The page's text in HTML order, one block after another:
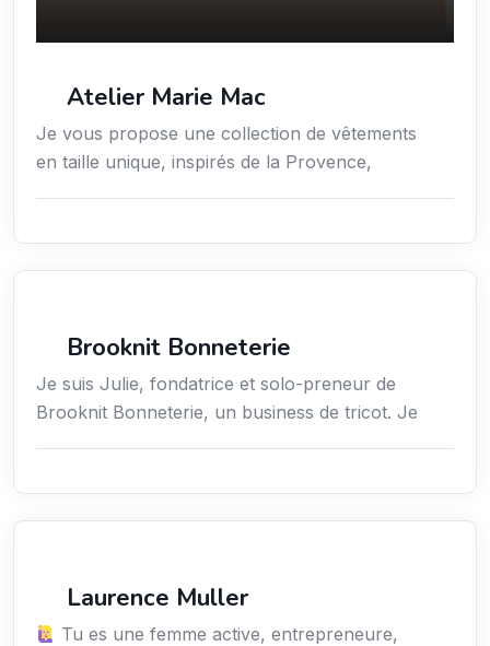
Atelier Marie Mac
Je vous propose une collection de vêtements
en taille unique, inspirés de la Provence,
Brooknit Bonneterie
Je suis Julie, fondatrice et solo-preneur de
Brooknit Bonneterie, un business de tricot. Je
Laurence Muller
Tu es une femme active, entrepreneure,